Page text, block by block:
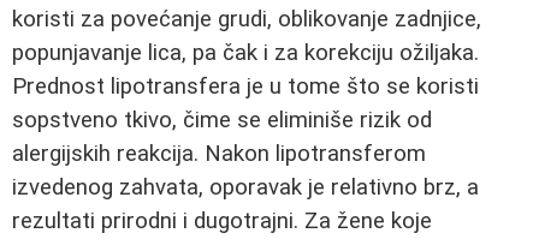
koristi za povećanje grudi, oblikovanje zadnjice,
popunjavanje lica, pa čak i za korekciju ožiljaka.
Prednost lipotransfera je u tome što se koristi
sopstveno tkivo, čime se eliminiše rizik od
alergijskih reakcija. Nakon lipotransferom
izvedenog zahvata, oporavak je relativno brz, a
rezultati prirodni i dugotrajni. Za žene koje